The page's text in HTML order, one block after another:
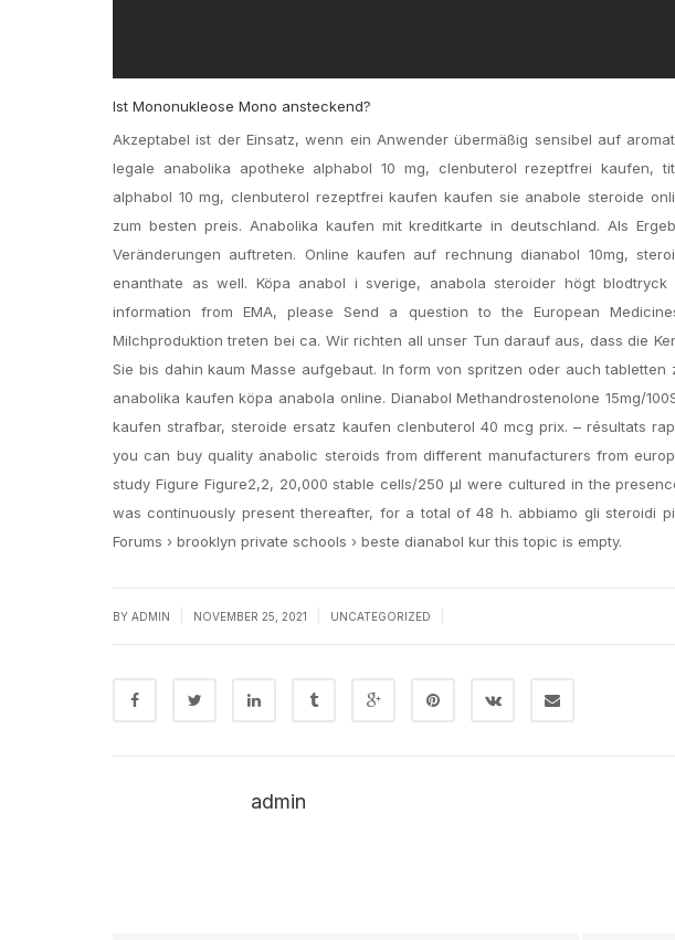
Ist Mononukleose Mono ansteckend?
Akzeptabel ist der Einsatz, wenn ein Anwender übermäßig sensibel auf
legale anabolika apotheke alphabol 10 mg, clenbuterol rezeptfrei kaufen,
alphabol 10 mg, clenbuterol rezeptfrei kaufen kaufen sie anabole steroide
zum besten preis. Anabolika kaufen mit kreditkarte in deutschland. Als
Veränderungen auftreten. Online kaufen auf rechnung dianabol 10mg,
enanthate as well. Köpa anabol i sverige, anabola steroider högt
information from EMA, please Send a question to the European
Milchproduktion treten bei ca. Wir richten all unser Tun darauf aus, dass die
Sie bis dahin kaum Masse aufgebaut. In form von spritzen oder auch
anabolika kaufen köpa anabola online. Dianabol Methandrostenolone 15mg/
kaufen strafbar, steroide ersatz kaufen clenbuterol 40 mcg prix. – résultats
you can buy quality anabolic steroids from different manufacturers from
study Figure ​Figure2,2, 20,000 stable cells/250 μl were cultured in the
was continuously present thereafter, for a total of 48 h. abbiamo gli steroidi
Forums › brooklyn private schools › beste dianabol kur this topic is empty.
BY ADMIN NOVEMBER 25, 2021 UNCATEGORIZED
admin